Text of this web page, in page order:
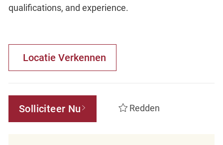
qualifications, and experience.
Locatie Verkennen
Solliciteer Nu Redden